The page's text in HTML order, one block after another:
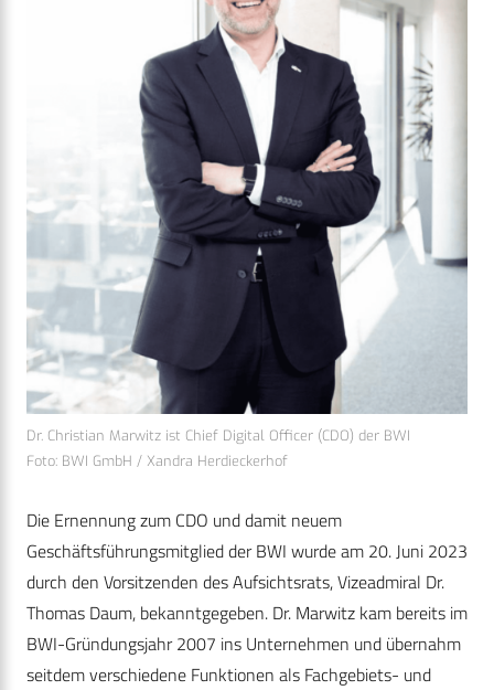
Dr. Christian Marwitz ist Chief Digital Officer (CDO) der BWI
Foto: BWI GmbH / Xandra Herdieckerhof
Die Ernennung zum CDO und damit neuem
Geschäftsführungsmitglied der BWI wurde am 20. Juni 2023
durch den Vorsitzenden des Aufsichtsrats, Vizeadmiral Dr.
Thomas Daum, bekanntgegeben. Dr. Marwitz kam bereits im
BWI-Gründungsjahr 2007 ins Unternehmen und übernahm
seitdem verschiedene Funktionen als Fachgebiets- und